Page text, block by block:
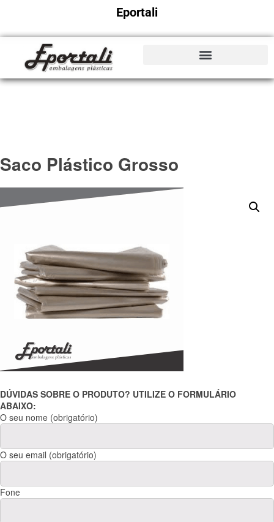
Saco Plástico Grosso
DÚVIDAS SOBRE O PRODUTO? UTILIZE O FORMULÁRIO
ABAIXO:
O seu nome (obrigatório)
O seu email (obrigatório)
Fone
Eportali